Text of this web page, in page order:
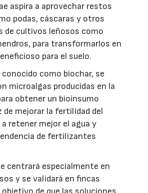
aspira a aprovechar restos
podas, cáscaras y otros
de cultivos leñosos como
para transformarlos en
para el suelo.
conocido como biochar, se
microalgas producidas en la
obtener un bioinsumo
de mejorar la fertilidad del
a retener mejor el agua y
de fertilizantes
centrará especialmente en
y se validará en fincas